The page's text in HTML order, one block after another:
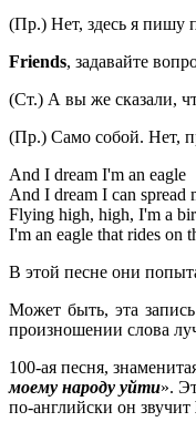
(Пр.) Нет, здесь я пишу
Friends, задавайте
(Ст.) А вы же сказали,
(Пр.) Само собой. Нет,
And I dream I'm an eagle
And I dream I can spread
Flying high, high, I'm a
I'm an eagle that rides on
В этой песне они
Может быть, эта
произношении слова
100-ая песня,
моему народу уйти».
по-английски он звучит